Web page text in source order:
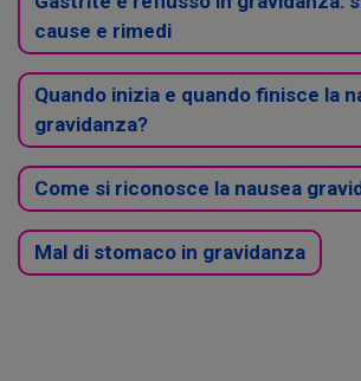
cause e rimedi
Quando inizia e quando finisce la
gravidanza?
Come si riconosce la nausea
Mal di stomaco in gravidanza